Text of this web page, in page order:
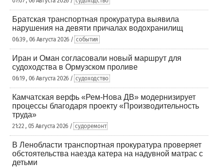
Братская транспортная прокуратура выявила
нарушения на девяти причалах водохранилищ
06:39 , 06 Августа 2026 / события
Иран и Оман согласовали новый маршрут для
судоходства в Ормузском проливе
06:19 , 06 Августа 2026 / судоходство
Камчатская верфь «Рем-Нова ДВ» модернизирует
процессы благодаря проекту «Производительность
труда»
21:22 , 05 Августа 2026 / судоремонт
В Ленобласти транспортная прокуратура проверяет
обстоятельства наезда катера на надувной матрас с
детьми